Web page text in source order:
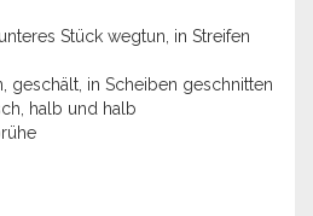
Stück wegtun, in Streifen
geschält, in Scheiben geschnitten
halb und halb